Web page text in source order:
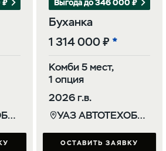
₽ Выгода до 346 000 ₽
Буханка
1 314 000 ₽
Комби 5 мест,
1 опция
2026 г.в.
УАЗ АВТОТЕХОБСЛУЖИВАНИЕ (КОНТИ)
ОСТАВИТЬ ЗАЯВКУ